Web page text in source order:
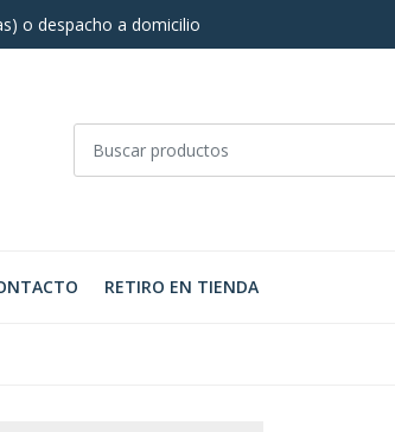
o despacho a domicilio
RETIRO EN TIENDA